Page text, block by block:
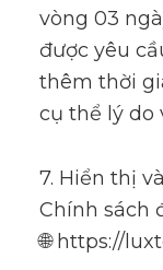
vòng 03
được yêu
thêm thời
cụ thể lý do
7. Hiển thị
Chính sách
🌐 https://